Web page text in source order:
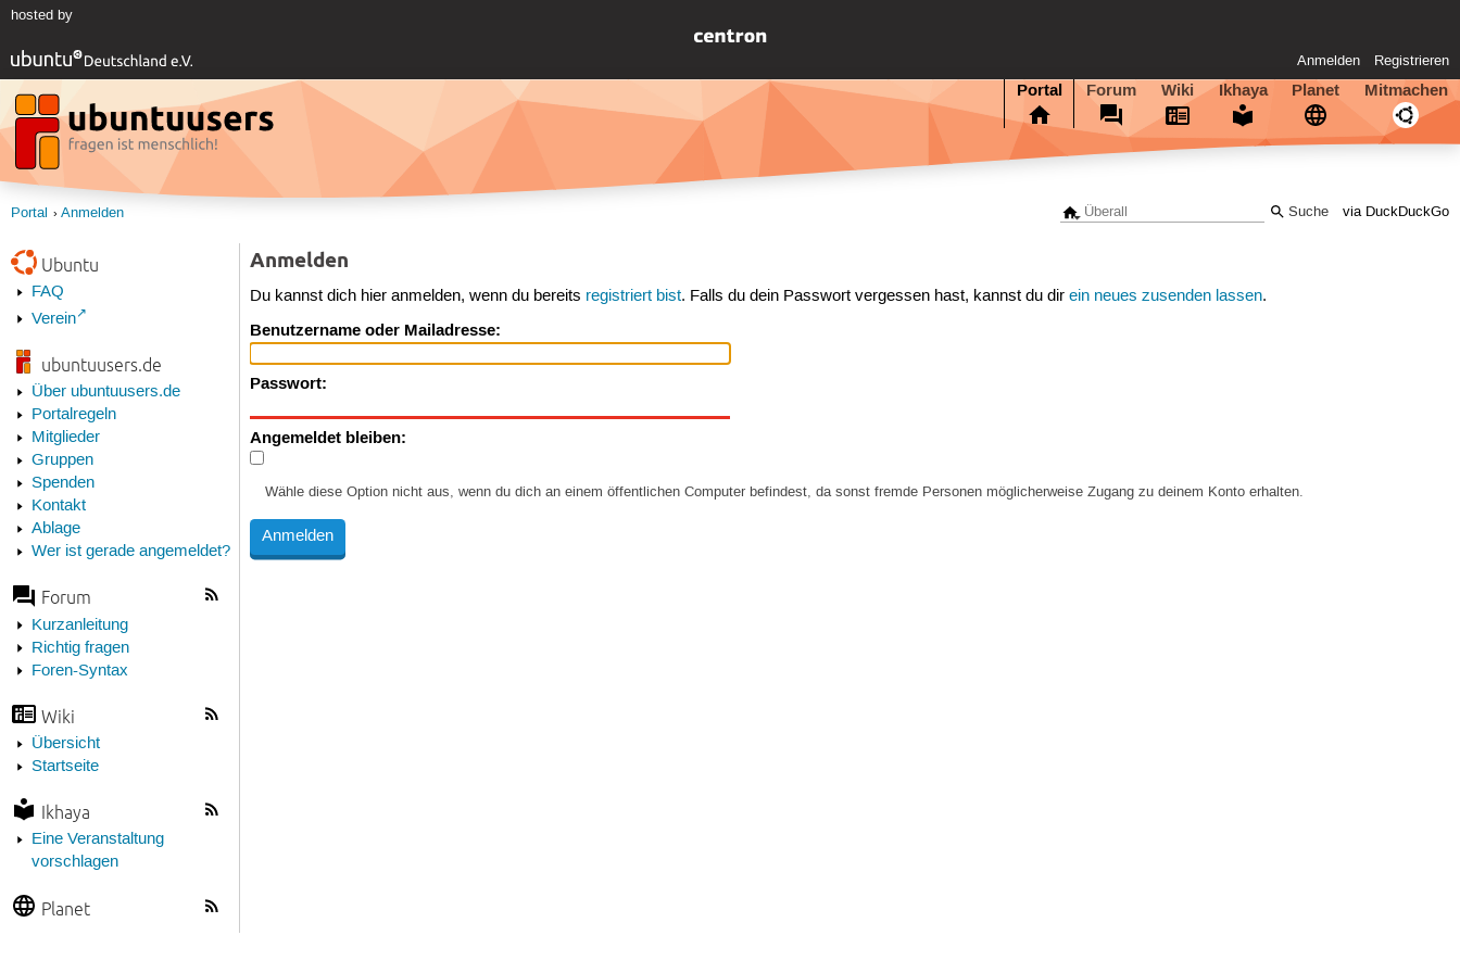
hosted by
Anmelden Registrieren
Portal Forum Wiki Ikhaya Planet Mitmachen
via DuckDuckGo
Portal Anmelden
Ubuntu
FAQ
Verein
ubuntuusers.de
Über ubuntuusers.de
Portalregeln
Mitglieder
Gruppen
Spenden
Kontakt
Ablage
Wer ist gerade angemeldet?
Forum
Kurzanleitung
Richtig fragen
Foren-Syntax
Wiki
Übersicht
Startseite
Ikhaya
Eine Veranstaltung
vorschlagen
Planet
Anmelden
Du kannst dich hier anmelden, wenn du bereits registriert bist. Falls du dein Passwort vergessen hast, kannst du direin neues zusenden lassen.
Benutzername oder Mailadresse:
Passwort:
Angemeldet bleiben:
Wähle diese Option nicht aus, wenn du dich an einem öffentlichen Computer befindest, da sonst fremde Personen möglicherweise Zugang zu deinem Konto erhalten.